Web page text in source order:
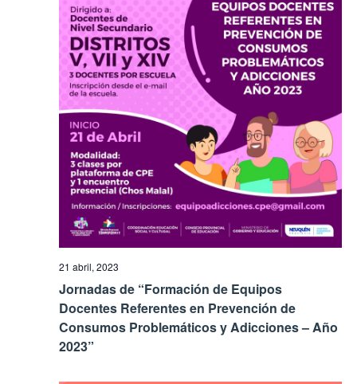
21 abril, 2023
Jornadas de “Formación de Equipos
Docentes Referentes en Prevención de
Consumos Problemáticos y Adicciones – Año
2023”